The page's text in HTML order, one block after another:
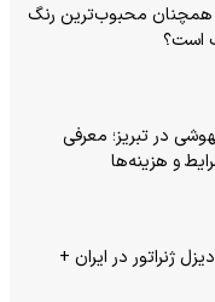
همچنان محبوب‌ترین رنگ
است؟
در تبریز؛ معرفی
و هزینه‌ها
ژنراتور در ایران +